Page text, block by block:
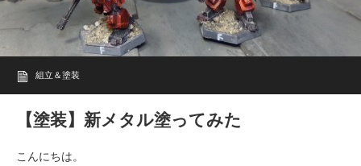
組立＆塗装
【塗装】新メタル塗ってみた
こんにちは。